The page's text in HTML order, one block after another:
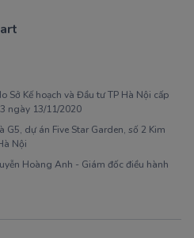
Sở Kế hoạch và Đầu tư TP Hà Nội cấp
ngày 13/11/2020
G5, dự án Five Star Garden, số 2 Kim
Nội
Hoàng Anh - Giám đốc điều hành